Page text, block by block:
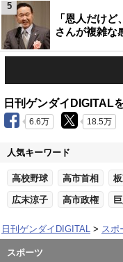
「恩人だけ
さんが複雑な
5
日刊ゲンダイDIGITAL
6.6万 18.5万
人気キーワード
高校野球 高市首相
広末涼子 高市政権
日刊ゲンダイDIGITAL スポ
スポーツ